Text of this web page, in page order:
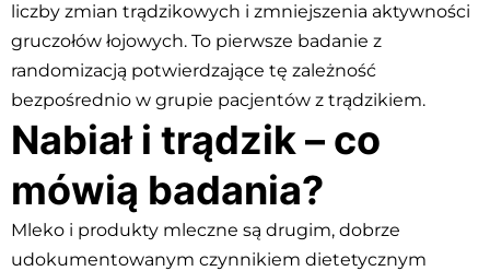
liczby zmian trądzikowych i zmniejszenia aktywności
gruczołów łojowych. To pierwsze badanie z
randomizacją potwierdzające tę zależność
bezpośrednio w grupie pacjentów z trądzikiem.
Nabiał i trądzik – co
mówią badania?
Mleko i produkty mleczne są drugim, dobrze
udokumentowanym czynnikiem dietetycznym